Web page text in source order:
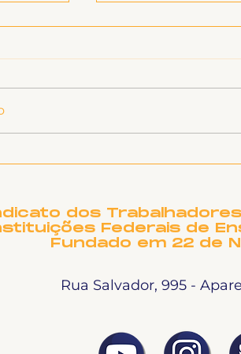
NOME?
dos
Federais de
Fundado em 22 de
Rua Salvador, 995 -